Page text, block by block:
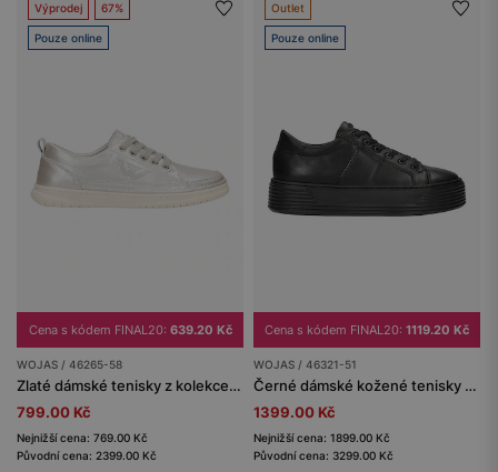
Výprodej 67%
Pouze online
Cena s kódem FINAL20: 639.20 Kč
WOJAS / 46265-58
Zlaté dámské tenisky z kolekce Comfort
799.00 Kč
Nejnižší cena: 769.00 Kč
Původní cena: 2399.00 Kč
Outlet
Pouze online
Cena s kódem FINAL20: 1119.20 Kč
WOJAS / 46321-51
Černé dámské kožené tenisky na silné podrážce
1399.00 Kč
Nejnižší cena: 1899.00 Kč
Původní cena: 3299.00 Kč